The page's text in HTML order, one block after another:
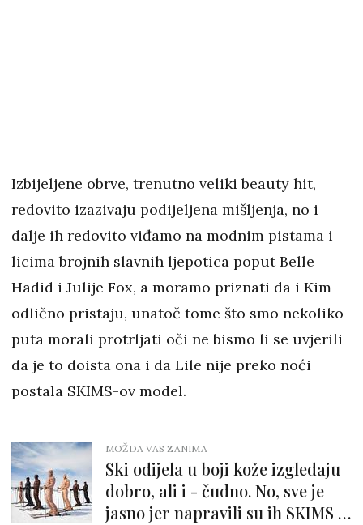
Izbijeljene obrve, trenutno veliki beauty hit,
redovito izazivaju podijeljena mišljenja, no i
dalje ih redovito viđamo na modnim pistama i
licima brojnih slavnih ljepotica poput Belle
Hadid i Julije Fox, a moramo priznati da i Kim
odlično pristaju, unatoč tome što smo nekoliko
puta morali protrljati oči ne bismo li se uvjerili
da je to doista ona i da Lile nije preko noći
postala SKIMS-ov model.
MOŽDA VAS ZANIMA
Ski odijela u boji kože izgledaju
dobro, ali i - čudno. No, sve je
jasno jer napravili su ih SKIMS i